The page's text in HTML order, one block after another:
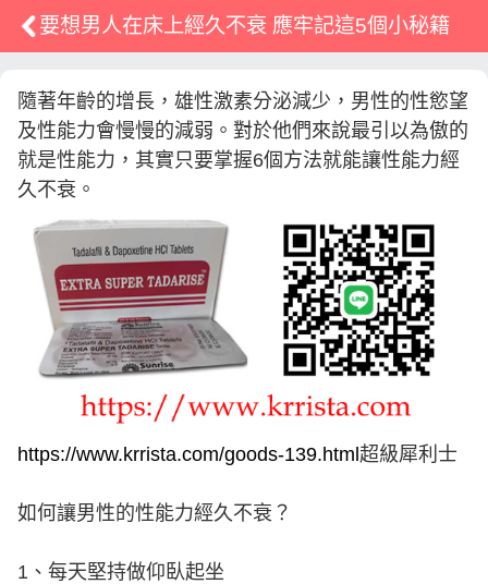
要想男人在床上經久不衰 應牢記這5個小秘籍
隨著年齡的增長，雄性激素分泌減少，男性的性慾望
及性能力會慢慢的減弱。對於他們來說最引以為傲的
就是性能力，其實只要掌握6個方法就能讓性能力經
久不衰。
https://www.krrista.com/goods-139.html超級犀利士
如何讓男性的性能力經久不衰？
1、每天堅持做仰臥起坐